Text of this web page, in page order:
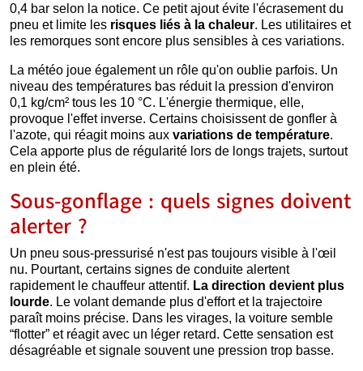
0,4 bar selon la notice. Ce petit ajout évite l'écrasement du
pneu et limite les risques liés à la chaleur. Les utilitaires et
les remorques sont encore plus sensibles à ces variations.
La météo joue également un rôle qu'on oublie parfois. Un
niveau des températures bas réduit la pression d'environ
0,1 kg/cm² tous les 10 °C. L'énergie thermique, elle,
provoque l'effet inverse. Certains choisissent de gonfler à
l'azote, qui réagit moins aux variations de température.
Cela apporte plus de régularité lors de longs trajets, surtout
en plein été.
Sous-gonflage : quels signes doivent
alerter ?
Un pneu sous-pressurisé n'est pas toujours visible à l'œil
nu. Pourtant, certains signes de conduite alertent
rapidement le chauffeur attentif. La direction devient plus
lourde. Le volant demande plus d'effort et la trajectoire
paraît moins précise. Dans les virages, la voiture semble
“flotter” et réagit avec un léger retard. Cette sensation est
désagréable et signale souvent une pression trop basse.